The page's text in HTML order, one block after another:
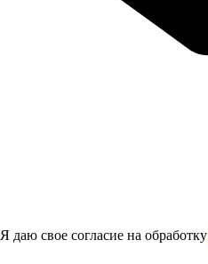
Я даю свое согласие на обработку